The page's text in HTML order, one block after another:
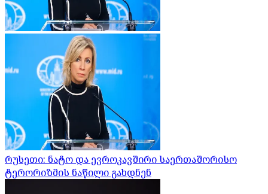
რუსეთი: ნატო და ევროკავშირი საერთაშორისო
ტერორიზმის ნაწილი გახდნენ